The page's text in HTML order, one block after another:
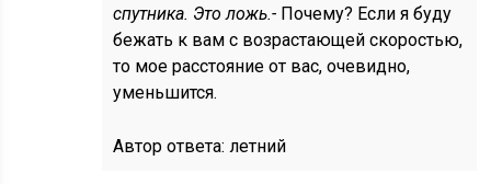
спутника. Это ложь.- Почему? Если я буду
бежать к вам с возрастающей скоростью,
то мое расстояние от вас, очевидно,
уменьшится.
Автор ответа:летний